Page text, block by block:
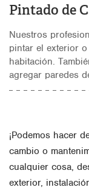
Pintado de
Nuestros
pintar el exterior
habitación.
agregar paredes
¡Podemos hacer
cambio o
cualquier cosa,
exterior,